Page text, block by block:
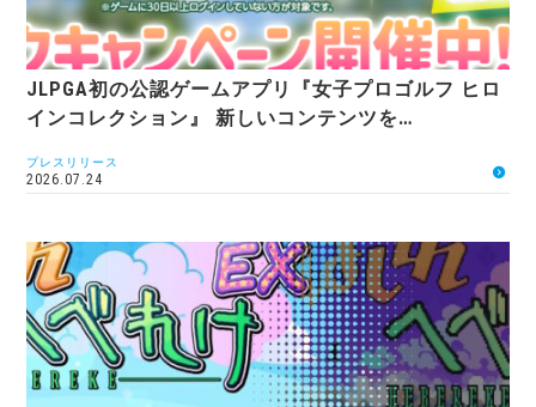
JLPGA初の公認ゲームアプリ『女子プロゴルフ ヒロ
インコレクション』 新しいコンテンツを…
プレスリリース
2026.07.24